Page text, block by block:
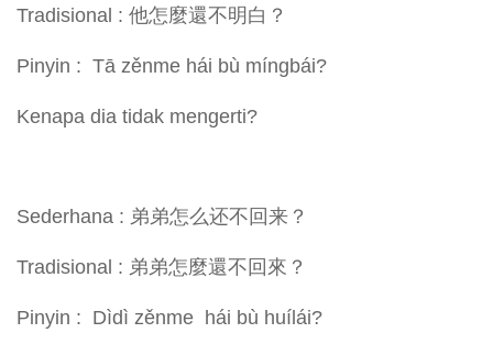
Tradisional : 他怎麼還不明白？
Pinyin : Tā zěnme hái bù míngbái?
Kenapa dia tidak mengerti?
Sederhana : 弟弟怎么还不回来？
Tradisional : 弟弟怎麼還不回來？
Pinyin : Dìdì zěnme hái bù huílái?